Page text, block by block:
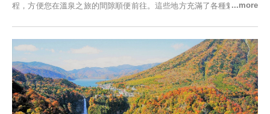
程，方便您在溫泉之旅的間隙順便前往。這些地方充滿了各種魅力，包
食材的餐廳。讓您體驗黑川溫泉的全新樂趣。